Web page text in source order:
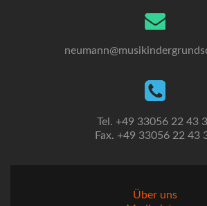
Tel. +49 33056 22 43
Fax. +49 33056 22 43
Über uns